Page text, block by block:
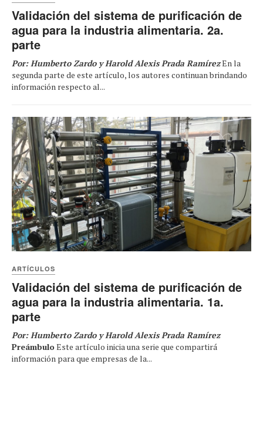
Validación del sistema de purificación de
agua para la industria alimentaria. 2a.
parte
Por: Humberto Zardo y Harold Alexis Prada RamírezEn la
segunda parte de este artículo, los autores continuan brindando
información respecto al...
ARTÍCULOS
Validación del sistema de purificación de
agua para la industria alimentaria. 1a.
parte
Por: Humberto Zardo y Harold Alexis Prada Ramírez
PreámbuloEste artículo inicia una serie que compartirá
información para que empresas de la...